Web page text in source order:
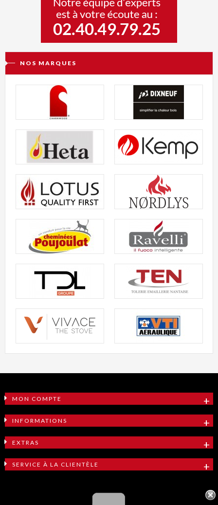
NOS MARQUES
MON COMPTE
INFORMATIONS
EXTRAS
SERVICE À LA CLIENTÈLE